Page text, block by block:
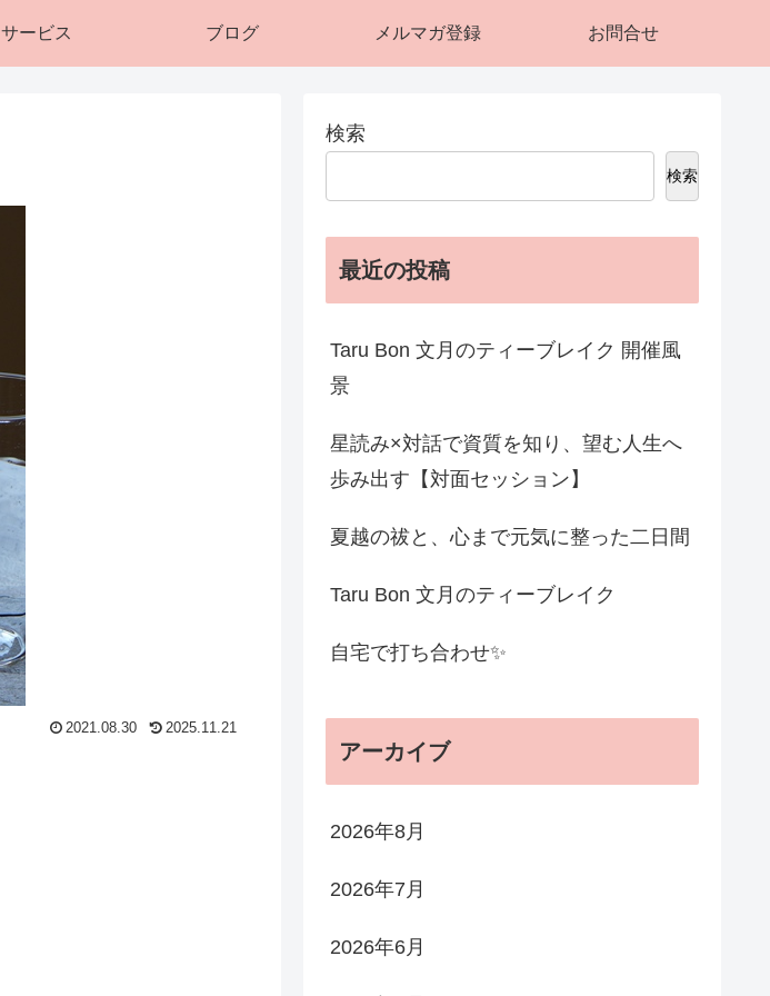
サービス ブログ メルマガ登録 お問合せ
2021.08.30 2025.11.21
検索
検索
最近の投稿
Taru Bon 文月のティーブレイク 開催風
景
星読み×対話で資質を知り、望む人生へ
歩み出す【対面セッション】
夏越の祓と、心まで元気に整った二日間
Taru Bon 文月のティーブレイク
自宅で打ち合わせ✨
アーカイブ
2026年8月
2026年7月
2026年6月